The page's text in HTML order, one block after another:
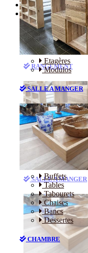
Etagères
Modulos
SALLE A MANGER
Buffets
Tables
Tabourets
Chaises
Bancs
Dessertes
CHAMBRE
Accueil
Catalogue
Le
RANGEMENT
Etagères
Modulos
SALLE A MANGER